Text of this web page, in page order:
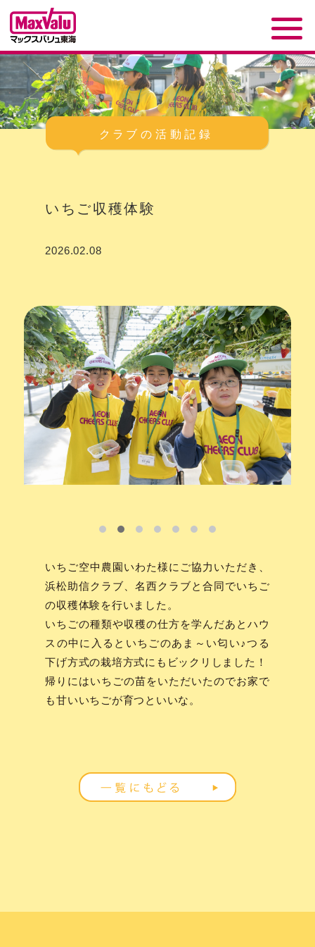
いちご収穫体験
2026.02.08
いちご空中農園いわた様にご協力いただき、
浜松助信クラブ、名西クラブと合同でいちご
の収穫体験を行いました。
いちごの種類や収穫の仕方を学んだあとハウ
スの中に入るといちごのあま～い匂い♪つる
下げ方式の栽培方式にもビックリしました！
帰りにはいちごの苗をいただいたのでお家で
も甘いいちごが育つといいな。